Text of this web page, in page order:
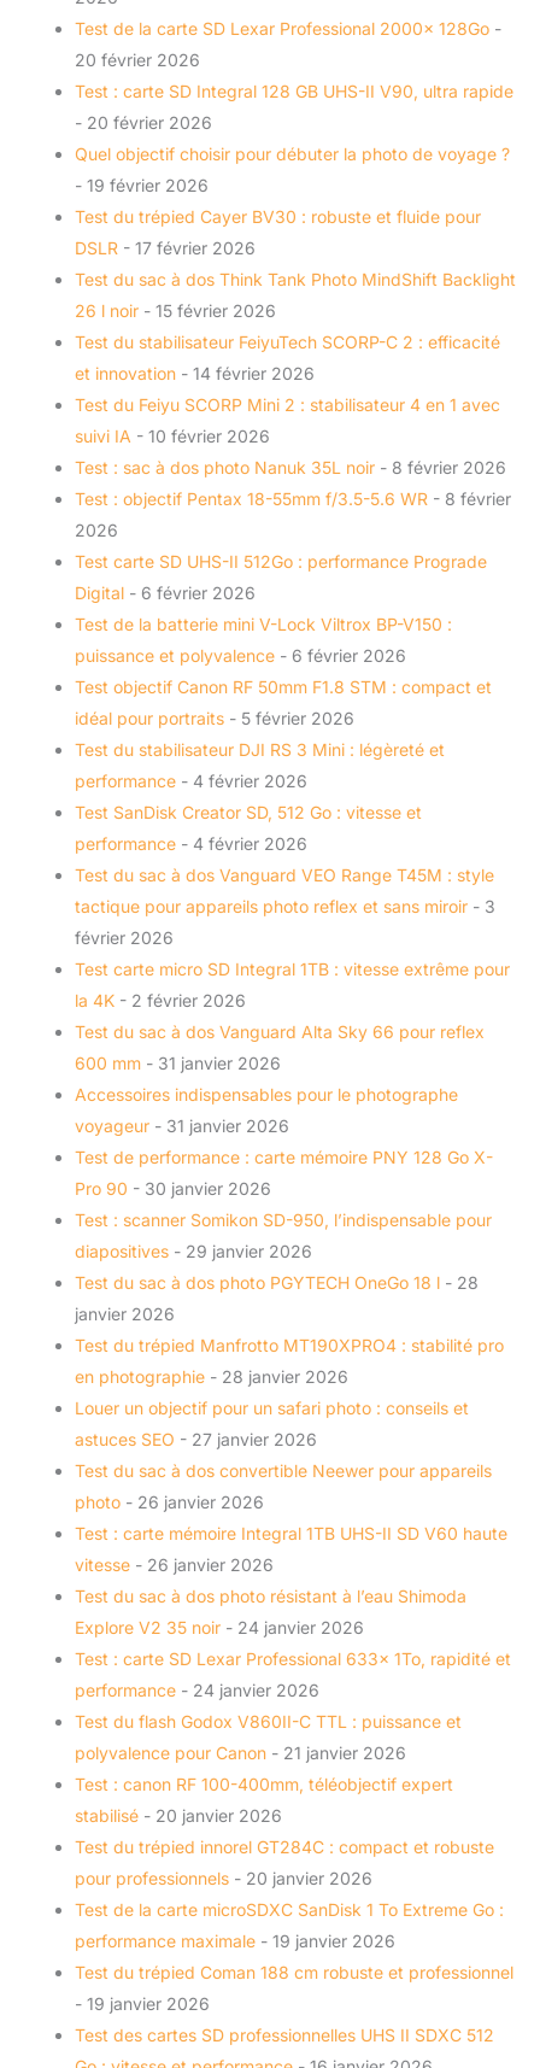
Test de la carte SD Lexar Professional 2000x 128Go -
20 février 2026
Test : carte SD Integral 128 GB UHS-II V90, ultra rapide
- 20 février 2026
Quel objectif choisir pour débuter la photo de voyage ?
- 19 février 2026
Test du trépied Cayer BV30 : robuste et fluide pour
DSLR - 17 février 2026
Test du sac à dos Think Tank Photo MindShift Backlight
26 l noir - 15 février 2026
Test du stabilisateur FeiyuTech SCORP-C 2 : efficacité
et innovation - 14 février 2026
Test du Feiyu SCORP Mini 2 : stabilisateur 4 en 1 avec
suivi IA - 10 février 2026
Test : sac à dos photo Nanuk 35L noir - 8 février 2026
Test : objectif Pentax 18-55mm f/3.5-5.6 WR - 8 février
2026
Test carte SD UHS-II 512Go : performance Prograde
Digital - 6 février 2026
Test de la batterie mini V-Lock Viltrox BP-V150 :
puissance et polyvalence - 6 février 2026
Test objectif Canon RF 50mm F1.8 STM : compact et
idéal pour portraits - 5 février 2026
Test du stabilisateur DJI RS 3 Mini : légèreté et
performance - 4 février 2026
Test SanDisk Creator SD, 512 Go : vitesse et
performance - 4 février 2026
Test du sac à dos Vanguard VEO Range T45M : style
tactique pour appareils photo reflex et sans miroir - 3
février 2026
Test carte micro SD Integral 1TB : vitesse extrême pour
la 4K - 2 février 2026
Test du sac à dos Vanguard Alta Sky 66 pour reflex
600 mm - 31 janvier 2026
Accessoires indispensables pour le photographe
voyageur - 31 janvier 2026
Test de performance : carte mémoire PNY 128 Go X-
Pro 90 - 30 janvier 2026
Test : scanner Somikon SD-950, l’indispensable pour
diapositives - 29 janvier 2026
Test du sac à dos photo PGYTECH OneGo 18 l - 28
janvier 2026
Test du trépied Manfrotto MT190XPRO4 : stabilité pro
en photographie - 28 janvier 2026
Louer un objectif pour un safari photo : conseils et
astuces SEO - 27 janvier 2026
Test du sac à dos convertible Neewer pour appareils
photo - 26 janvier 2026
Test : carte mémoire Integral 1TB UHS-II SD V60 haute
vitesse - 26 janvier 2026
Test du sac à dos photo résistant à l’eau Shimoda
Explore V2 35 noir - 24 janvier 2026
Test : carte SD Lexar Professional 633x 1To, rapidité et
performance - 24 janvier 2026
Test du flash Godox V860II-C TTL : puissance et
polyvalence pour Canon - 21 janvier 2026
Test : canon RF 100-400mm, téléobjectif expert
stabilisé - 20 janvier 2026
Test du trépied innorel GT284C : compact et robuste
pour professionnels - 20 janvier 2026
Test de la carte microSDXC SanDisk 1 To Extreme Go :
performance maximale - 19 janvier 2026
Test du trépied Coman 188 cm robuste et professionnel
- 19 janvier 2026
Test des cartes SD professionnelles UHS II SDXC 512